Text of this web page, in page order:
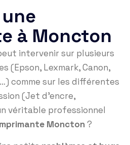
à Moncton
intervenir sur plusieurs
(Epson, Lexmark, Canon,
…) comme sur les différentes
(Jet d’encre,
véritable professionnel
Moncton ?